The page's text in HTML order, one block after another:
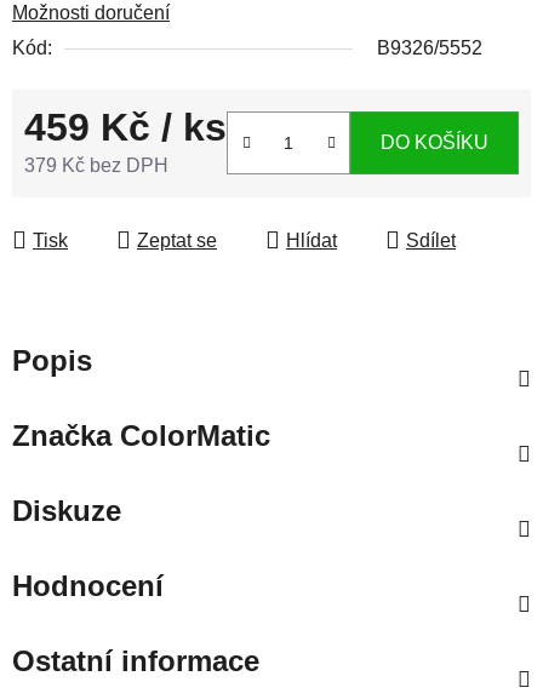
Možnosti doručení
Kód:
B9326/5552
459 Kč / ks
379 Kč bez DPH
DO KOŠÍKU
Tisk Zeptat se Hlídat Sdílet
Popis
ZnačkaColorMatic
Diskuze
Hodnocení
Ostatní informace